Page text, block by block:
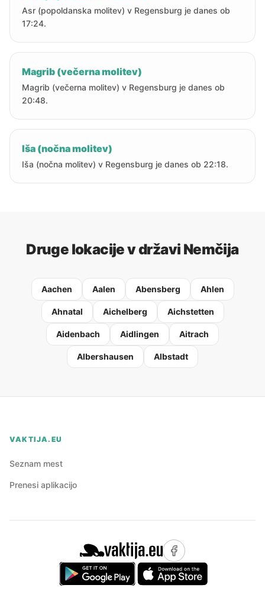
Asr (popoldanska molitev) v Regensburg je danes ob
17:24.
Magrib (večerna molitev)
Magrib (večerna molitev) v Regensburg je danes ob
20:48.
Iša (nočna molitev)
Iša (nočna molitev) v Regensburg je danes ob 22:18.
Druge lokacije v državi Nemčija
Aachen Aalen Abensberg Ahlen
Ahnatal Aichelberg Aichstetten
Aidenbach Aidlingen Aitrach
Albershausen Albstadt
VAKTIJA.EU
Seznam mest
Prenesi aplikacijo